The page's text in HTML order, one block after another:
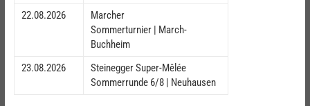
22.08.2026
Marcher
Sommerturnier | March-
Buchheim
23.08.2026
Steinegger Super-Mêlée
Sommerrunde 6/8 | Neuhausen